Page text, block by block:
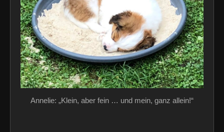
Annelie: „Klein, aber fein … und mein, ganz allein!“